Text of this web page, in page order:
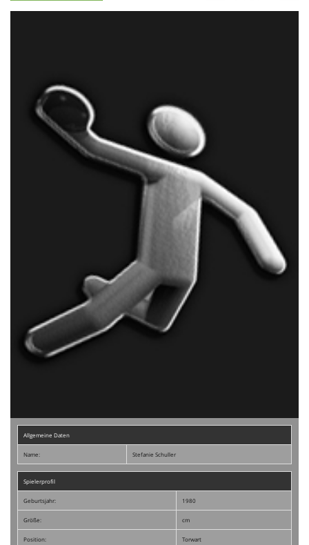
Unsere Schiedsrichter
Informationen
Sponsoring
Allgemeine Daten
Name: Stefanie Schuller
Spielerprofil
Geburtsjahr: 1980
Größe: cm
Position: Torwart